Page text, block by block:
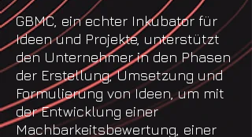
GBMC, ein echter Inkubator für
Ideen und Projekte, unterstützt
den Unternehmer in den Phasen
der Erstellung, Umsetzung und
Formulierung von Ideen, um mit
der Entwicklung einer
Machbarkeitsbewertung, einer